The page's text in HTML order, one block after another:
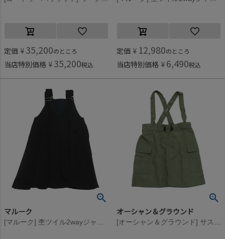
定価 ¥ 35,200のところ
当店特別価格 ¥ 35,200税込
定価 ¥ 12,980のところ
当店特別価格 ¥ 6,490税込
マルーク
[マルーク] 杢ツイル2wayジャンパースカート クロ(4)
オーシャン＆グラウンド
[オーシャン＆グラウンド] サスペンダーナイロンカーゴスカート オリーブ(OL)